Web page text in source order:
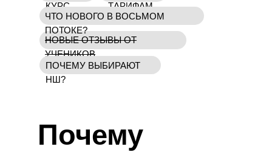
КУРС
ТАРИФАМ
НОВЫЕ ОТЗЫВЫ ОТ
УЧЕНИКОВ
ЧТО НОВОГО В ВОСЬМОМ
ПОТОКЕ?
ПОЧЕМУ ВЫБИРАЮТ
НШ?
Почему